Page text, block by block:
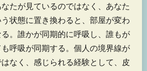
たが見ているのではなく、あなた
状態に置き換わると、部屋が変わ
。誰かが同期的に呼吸し、誰もが
呼吸が同期する。個人の境界線が
なく、感じられる経験として、皮